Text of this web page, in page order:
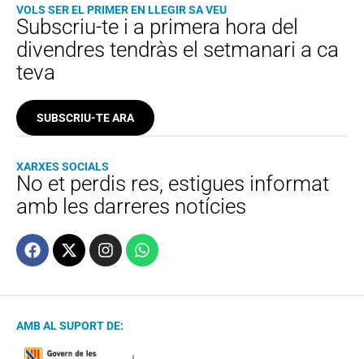
VOLS SER EL PRIMER EN LLEGIR SA VEU
Subscriu-te i a primera hora del
divendres tendràs el setmanari a ca
teva
SUBSCRIU-TE ARA
XARXES SOCIALS
No et perdis res, estigues informat
amb les darreres notícies
AMB AL SUPORT DE: